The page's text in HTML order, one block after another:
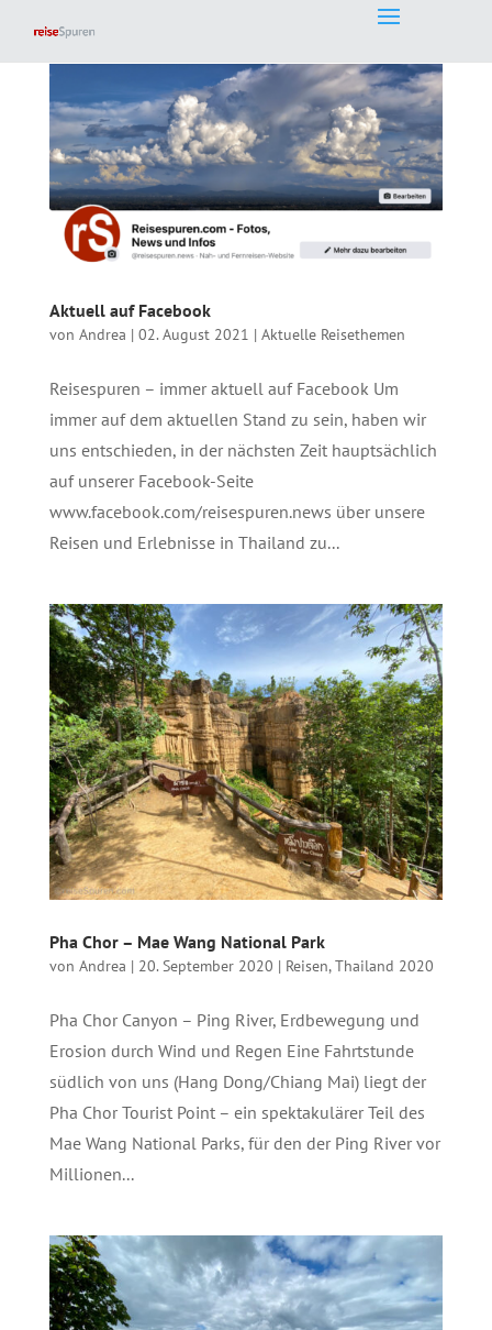
Aktuell auf Facebook
von Andrea | 02. August 2021 | Aktuelle Reisethemen
Reisespuren – immer aktuell auf Facebook Um
immer auf dem aktuellen Stand zu sein, haben wir
uns entschieden, in der nächsten Zeit hauptsächlich
auf unserer Facebook-Seite
www.facebook.com/reisespuren.news über unsere
Reisen und Erlebnisse in Thailand zu...
Pha Chor – Mae Wang National Park
von Andrea | 20. September 2020 | Reisen,Thailand 2020
Pha Chor Canyon – Ping River, Erdbewegung und
Erosion durch Wind und Regen Eine Fahrtstunde
südlich von uns (Hang Dong/Chiang Mai) liegt der
Pha Chor Tourist Point – ein spektakulärer Teil des
Mae Wang National Parks, für den der Ping River vor
Millionen...